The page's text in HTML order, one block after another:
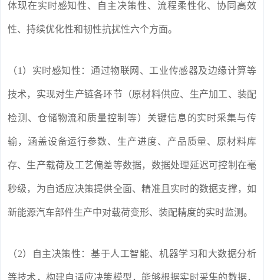
体现在实时感知性、自主决策性、流程柔性化、协同高效
性、持续优化性和韧性抗扰性六个方面。
（1）实时感知性：通过物联网、工业传感器及边缘计算等
技术，实现对生产链各环节（原材料供应、生产加工、装配
检测、仓储物流和质量控制等）关键信息的实时采集与传
输，涵盖设备运行参数、生产进度、产品质量、原材料库
存、生产载荷及工艺偏差等数据，数据处理延迟可控制在毫
秒级，为自适应决策提供全面、精准且实时的数据支撑，如
新能源汽车部件生产中对载荷变形、装配精度的实时监测。
（2）自主决策性：基于人工智能、机器学习和大数据分析
等技术，构建自适应决策模型，能够根据实时采集的数据，